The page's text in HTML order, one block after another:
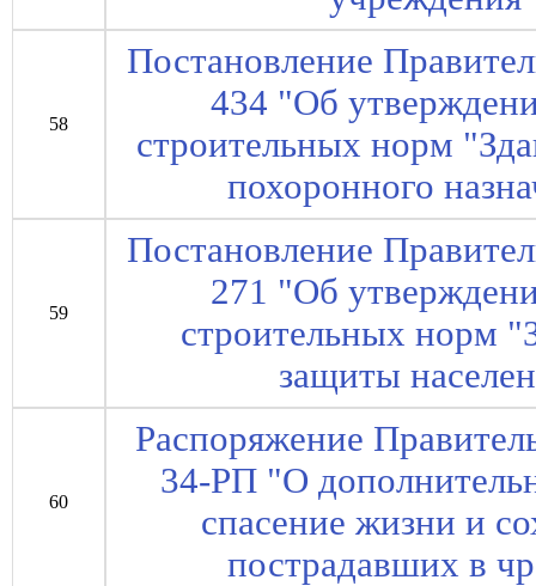
58
Постановление
434 "Об
строительных норм
похоронного
59
Постановление
271 "Об
строительных норм
защиты
60
Распоряжение
34-РП "О
спасение жизни и
пострадавших в